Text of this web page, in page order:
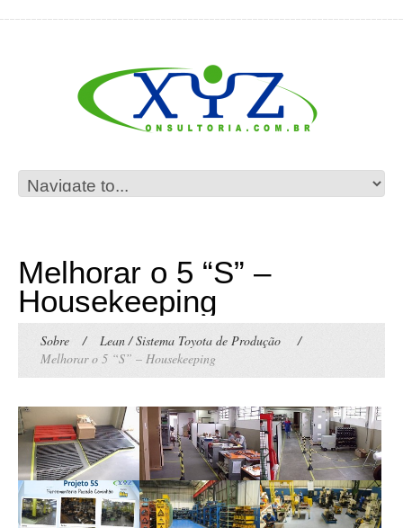
Melhorar o 5 “S” –
Housekeeping
Sobre / Lean / Sistema Toyota de Produção
/
Melhorar o 5 “S” – Housekeeping